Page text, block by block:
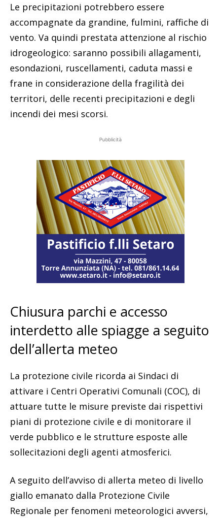
Le precipitazioni potrebbero essere
accompagnate da grandine, fulmini, raffiche di
vento. Va quindi prestata attenzione al rischio
idrogeologico: saranno possibili allagamenti,
esondazioni, ruscellamenti, caduta massi e
frane in considerazione della fragilità dei
territori, delle recenti precipitazioni e degli
incendi dei mesi scorsi.
Pubblicità
Chiusura parchi e accesso
interdetto alle spiagge a seguito
dell’allerta meteo
La protezione civile ricorda ai Sindaci di
attivare i Centri Operativi Comunali (COC), di
attuare tutte le misure previste dai rispettivi
piani di protezione civile e di monitorare il
verde pubblico e le strutture esposte alle
sollecitazioni degli agenti atmosferici.
A seguito dell’avviso di allerta meteo di livello
giallo emanato dalla Protezione Civile
Regionale per fenomeni meteorologici avversi,